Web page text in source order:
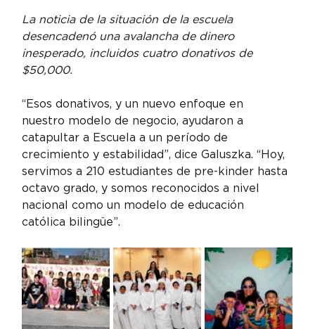
La noticia de la situación de la escuela
desencadenó una avalancha de dinero
inesperado, incluidos cuatro donativos de
$50,000.
“Esos donativos, y un nuevo enfoque en
nuestro modelo de negocio, ayudaron a
catapultar a Escuela a un período de
crecimiento y estabilidad”, dice Galuszka. “Hoy,
servimos a 210 estudiantes de pre-kinder hasta
octavo grado, y somos reconocidos a nivel
nacional como un modelo de educación
católica bilingüe”.